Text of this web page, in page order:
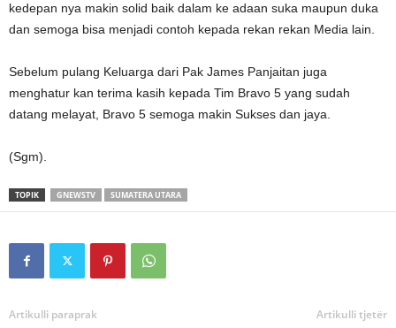
kedepan nya makin solid baik dalam ke adaan suka maupun duka
dan semoga bisa menjadi contoh kepada rekan rekan Media lain.
Sebelum pulang Keluarga dari Pak James Panjaitan juga
menghatur kan terima kasih kepada Tim Bravo 5 yang sudah
datang melayat, Bravo 5 semoga makin Sukses dan jaya.
(Sgm).
TOPIK GNEWSTV SUMATERA UTARA
Artikulli paraprak Artikulli tjetër